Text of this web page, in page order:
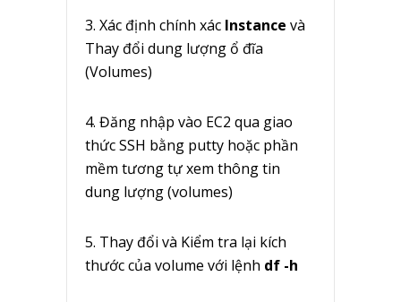
3. Xác định chính xác Instance và
Thay đổi dung lượng ổ đĩa
(Volumes)
4. Đăng nhập vào EC2 qua giao
thức SSH bằng putty hoặc phần
mềm tương tự xem thông tin
dung lượng (volumes)
5. Thay đổi và Kiểm tra lại kích
thước của volume với lệnh df -h